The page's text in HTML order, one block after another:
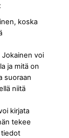
koska
Jokainen voi
ja mitä on
suoraan
niitä
kirjata
tekee
tiedot